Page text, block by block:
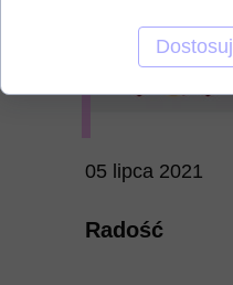
Radość
05 lipca 2021
Dostosuj